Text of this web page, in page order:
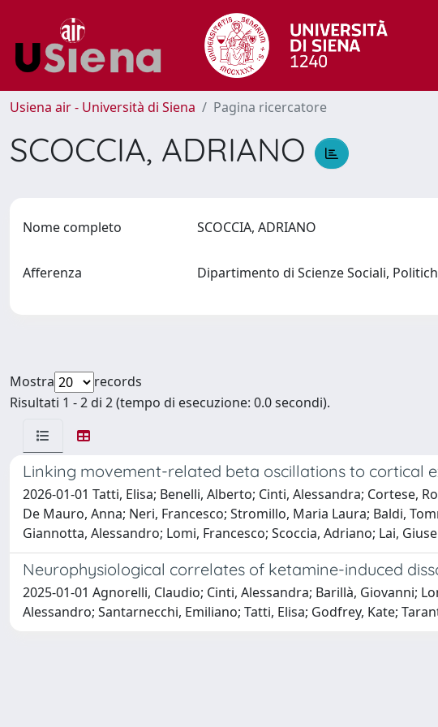
Usiena air - Università di Siena Pagina ricercatore
SCOCCIA, ADRIANO
Nome completo SCOCCIA, ADRIANO
Afferenza Dipartimento di Scienze Sociali,
Mostra
records
Risultati 1 - 2 di 2 (tempo di esecuzione: 0.0 secondi).
Linking movement-related beta oscillations to cortical
2026-01-01 Tatti, Elisa; Benelli, Alberto; Cinti, Alessandra; Cortese,
De Mauro, Anna; Neri, Francesco; Stromillo, Maria Laura; Baldi,
Giannotta, Alessandro; Lomi, Francesco; Scoccia, Adriano; Lai,
Neurophysiological correlates of ketamine-induced
2025-01-01 Agnorelli, Claudio; Cinti, Alessandra; Barillà, Giovanni;
Alessandro; Santarnecchi, Emiliano; Tatti, Elisa; Godfrey, Kate;